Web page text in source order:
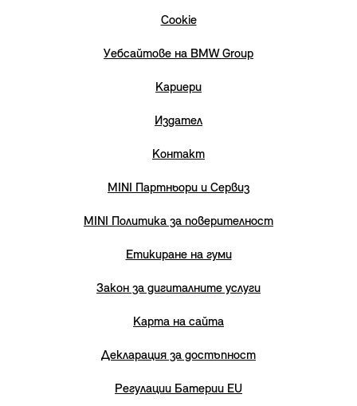
Cookie
Уебсайтове на BMW Group
Кариери
Издател
Контакт
MINI Партньори и Сервиз
MINI Политика за поверителност
Етикиране на гуми
Закон за дигиталните услуги
Карта на сайта
Декларация за достъпност
Регулации Батерии EU